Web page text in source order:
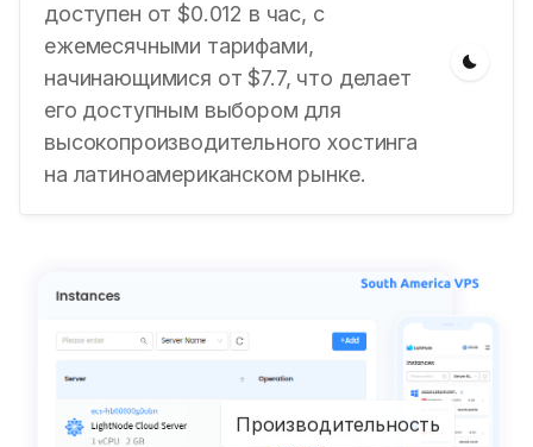
доступен от $0.012 в час, с
ежемесячными тарифами,
начинающимися от $7.7, что делает
его доступным выбором для
высокопроизводительного хостинга
на латиноамериканском рынке.
Производительность